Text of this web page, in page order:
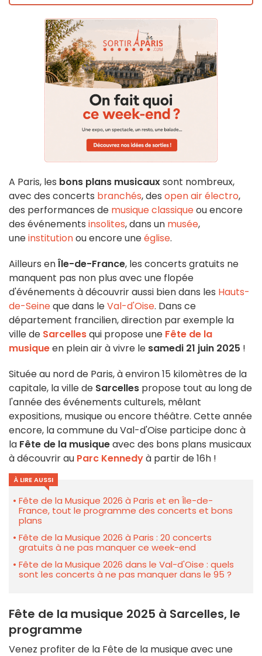
A Paris, les bons plans musicauxsont nombreux,
avec des concerts branchés, des open air électro,
des performances de musique classiqueou encore
des événements insolites, dans un musée,
uneinstitutionou encore uneéglise.
Ailleurs enÎle-de-France, les concerts gratuits ne
manquent pas non plus avec une flopée
d'événements à découvrir aussi bien dans les Hauts-
de-Seineque dans leVal-d'Oise. Dans ce
département francilien, direction par exemple la
ville de Sarcellesqui propose une Fête de la
musiqueen plein air à vivre le samedi 21 juin 2025 !
Située au nord de Paris, à environ 15 kilomètres de la
capitale, la ville de Sarcelles propose tout au long de
l'année des événements culturels, mêlant
expositions, musique ou encore théâtre. Cette année
encore, la commune du Val-d'Oise participe donc à
la Fête de la musiqueavec des bons plans musicaux
à découvrir au Parc Kennedyà partir de 16h !
À LIRE AUSSI
Fête de la Musique 2026 à Paris et en Île-de-
France, tout le programme des concerts et bons
plans
Fête de la Musique 2026 à Paris : 20 concerts
gratuits à ne pas manquer ce week-end
Fête de la Musique 2026 dans le Val-d'Oise : quels
sont les concerts à ne pas manquer dans le 95 ?
Fête de la musique 2025 à Sarcelles, le
programme
Venez profiter de la Fête de la musique avec une